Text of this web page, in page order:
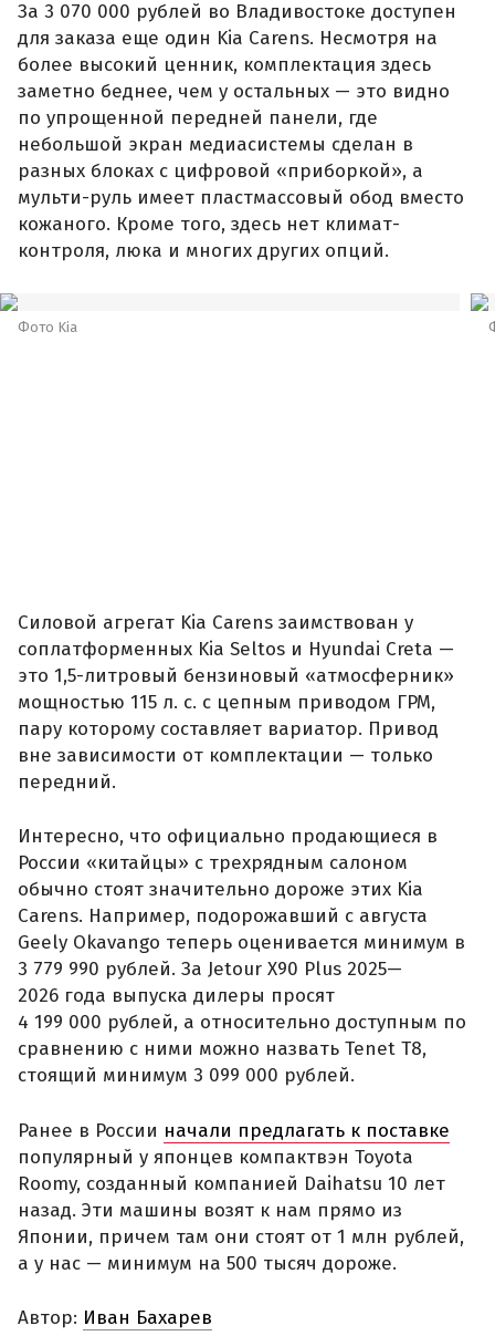
За 3 070 000 рублей во Владивостоке доступен
для заказа еще один Kia Carens. Несмотря на
более высокий ценник, комплектация здесь
заметно беднее, чем у остальных — это видно
по упрощенной передней панели, где
небольшой экран медиасистемы сделан в
разных блоках с цифровой «приборкой», а
мульти-руль имеет пластмассовый обод вместо
кожаного. Кроме того, здесь нет климат-
контроля, люка и многих других опций.
Фото Kia
Силовой агрегат Kia Carens заимствован у
соплатформенных Kia Seltos и Hyundai Creta —
это 1,5-литровый бензиновый «атмосферник»
мощностью 115 л. с. с цепным приводом ГРМ,
пару которому составляет вариатор. Привод
вне зависимости от комплектации — только
передний.
Интересно, что официально продающиеся в
России «китайцы» с трехрядным салоном
обычно стоят значительно дороже этих Kia
Carens. Например, подорожавший с августа
Geely Okavango теперь оценивается минимум в
3 779 990 рублей. За Jetour X90 Plus 2025—
2026 года выпуска дилеры просят
4 199 000 рублей, а относительно доступным по
сравнению с ними можно назвать Tenet T8,
стоящий минимум 3 099 000 рублей.
Ранее в России начали предлагать к поставке
популярный у японцев компактвэн Toyota
Roomy, созданный компанией Daihatsu 10 лет
назад. Эти машины возят к нам прямо из
Японии, причем там они стоят от 1 млн рублей,
а у нас — минимум на 500 тысяч дороже.
Автор: Иван Бахарев